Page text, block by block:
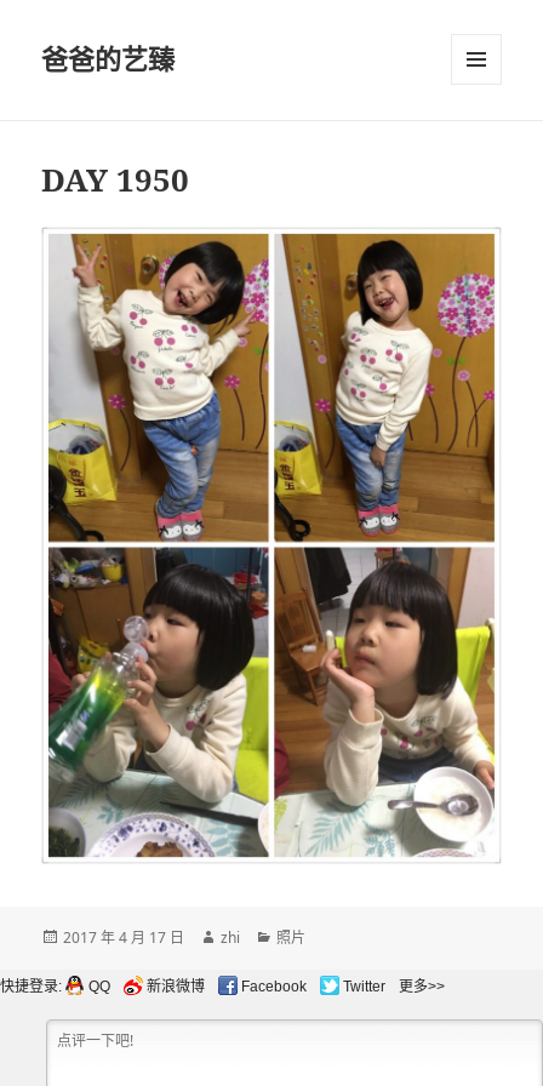
爸爸的艺臻
DAY 1950
发
于
2017 年 4 月 17 日
作
zhi
分
照片
快捷登录: QQ 新浪微博 Facebook Twitter 更多>>